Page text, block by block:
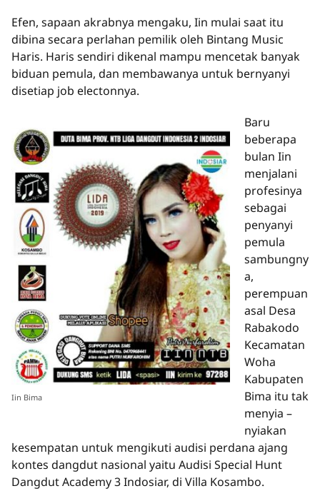
Efen, sapaan akrabnya mengaku, Iin mulai saat itu
dibina secara perlahan pemilik oleh Bintang Music
Haris. Haris sendiri dikenal mampu mencetak banyak
biduan pemula, dan membawanya untuk bernyanyi
disetiap job electonnya.
Iin Bima
Baru
beberapa
bulan Iin
menjalani
profesinya
sebagai
penyanyi
pemula
sambungny
a,
perempuan
asal Desa
Rabakodo
Kecamatan
Woha
Kabupaten
Bima itu tak
menyia –
nyiakan
kesempatan untuk mengikuti audisi perdana ajang
kontes dangdut nasional yaitu Audisi Special Hunt
Dangdut Academy 3 Indosiar, di Villa Kosambo.